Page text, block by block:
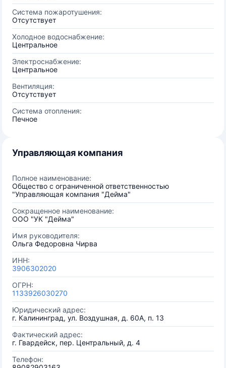
Система пожаротушения:
Отсутствует
Холодное водоснабжение:
Центральное
Электроснабжение:
Центральное
Вентиляция:
Отсутствует
Система отопления:
Печное
Управляющая компания
Полное наименование:
Общество с ограниченной ответственностью
"Управляющая компания "Дейма"
Сокращенное наименование:
ООО "УК "Дейма"
Имя руководителя:
Ольга Федоровна Чирва
ИНН:
3906302020
ОГРН:
1133926030270
Юридический адрес:
г. Калининград, ул. Воздушная, д. 60А, п. 13
Фактический адрес:
г. Гвардейск, пер. Центральный, д. 4
Телефон: